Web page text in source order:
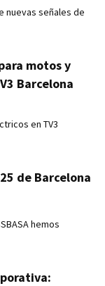
nuevas señales de
motos y
Barcelona
en TV3
de Barcelona
hemos